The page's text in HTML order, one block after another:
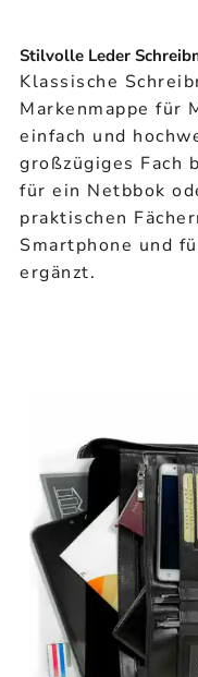
Stilvolle Leder
Klassische
Markenmappe für
einfach und
großzügiges Fach
für ein Netbbok
praktischen
Smartphone und
ergänzt.